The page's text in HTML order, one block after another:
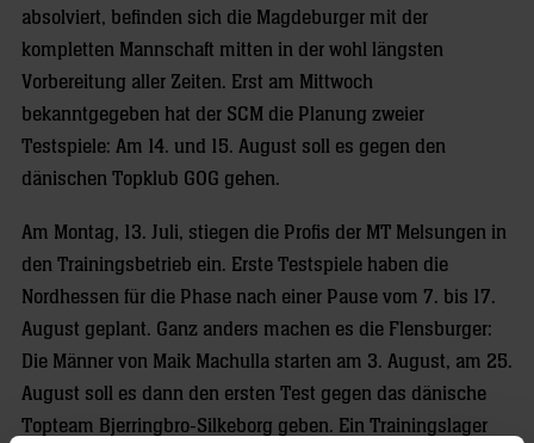
absolviert, befinden sich die Magdeburger mit der
kompletten Mannschaft mitten in der wohl längsten
Vorbereitung aller Zeiten. Erst am Mittwoch
bekanntgegeben hat der SCM die Planung zweier
Testspiele: Am 14. und 15. August soll es gegen den
dänischen Topklub GOG gehen.
Am Montag, 13. Juli, stiegen die Profis der MT Melsungen in
den Trainingsbetrieb ein. Erste Testspiele haben die
Nordhessen für die Phase nach einer Pause vom 7. bis 17.
August geplant. Ganz anders machen es die Flensburger:
Die Männer von Maik Machulla starten am 3. August, am 25.
August soll es dann den ersten Test gegen das dänische
Topteam Bjerringbro-Silkeborg geben. Ein Trainingslager